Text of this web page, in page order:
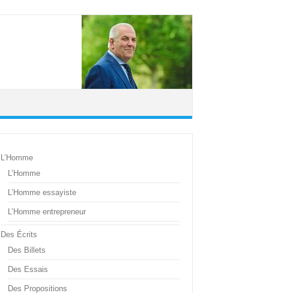
L’Homme
L’Homme
L’Homme essayiste
L’Homme entrepreneur
Des Écrits
Des Billets
Des Essais
Des Propositions